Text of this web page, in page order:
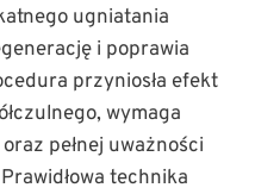
ugniatania
i poprawia
przyniosła efekt
wymaga
pełnej uważności
technika